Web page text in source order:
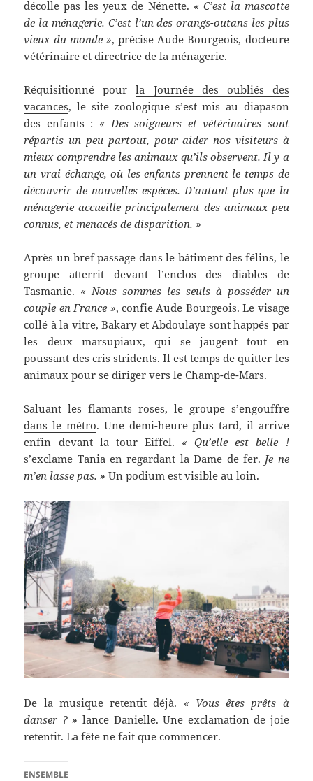
décolle pas les yeux de Nénette. « C’est la mascotte
de la ménagerie. C’est l’un des orangs-outans les plus
vieux du monde », précise Aude Bourgeois, docteure
vétérinaire et directrice de la ménagerie.
Réquisitionné pourla Journée des oubliés des
vacances, le site zoologique s’est mis au diapason
des enfants : « Des soigneurs et vétérinaires sont
répartis un peu partout, pour aider nos visiteurs à
mieux comprendre les animaux qu’ils observent. Il y a
un vrai échange, où les enfants prennent le temps de
découvrir de nouvelles espèces. D’autant plus que la
ménagerie accueille principalement des animaux peu
connus, et menacés de disparition. »
Après un bref passage dans le bâtiment des félins, le
groupe atterrit devant l’enclos des diables de
Tasmanie. « Nous sommes les seuls à posséder un
couple en France », confie Aude Bourgeois. Le visage
collé à la vitre, Bakary et Abdoulaye sont happés par
les deux marsupiaux, qui se jaugent tout en
poussant des cris stridents. Il est temps de quitter les
animaux pour se diriger vers le Champ-de-Mars.
Saluant les flamants roses, le groupe s’engouffre
dans le métro. Une demi-heure plus tard, il arrive
enfin devant la tour Eiffel. « Qu’elle est belle !
s’exclame Tania en regardant la Dame de fer. Je ne
m’en lasse pas. » Un podium est visible au loin.
De la musique retentit déjà. « Vous êtes prêts à
danser ? » lance Danielle. Une exclamation de joie
retentit. La fête ne fait que commencer.
ENSEMBLE